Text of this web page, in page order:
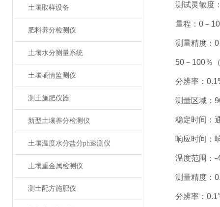
土壤取样设备
肥料养分检测仪
土壤水分测量系统
土壤墒情监测仪
测土施肥仪器
新型土壤养分检测仪
土壤温度水分盐分ph速测仪
土壤重金属检测仪
测土配方施肥仪
测试灵敏度：
量程：0－
测量精度：0
50－100％（
分辨率：
测量区域：90
稳定时间：通
响应时间：响
温度范围：-
测量精度：
分辨率：